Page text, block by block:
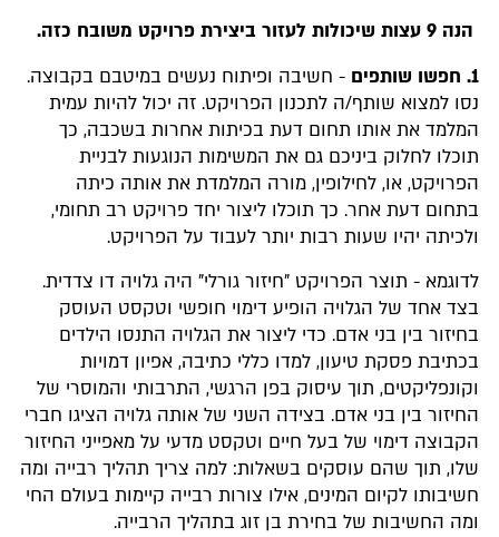
הנה 9 עצות שיכולות לעזור ביצירת פרויקט משובח כזה.
1. חפשו שותפים
- חשיבה ופיתוח נעשים במיטבם בקבוצה.
נסו למצוא שותף/ה לתכנון הפרויקט. זה יכול להיות עמית
המלמד את אותו תחום דעת בכיתות אחרות בשכבה, כך
תוכלו לחלוק ביניכם גם את המשימות הנוגעות לבניית
הפרויקט, או, לחילופין, מורה המלמדת את אותה כיתה
בתחום דעת אחר. כך תוכלו ליצור יחד פרויקט רב תחומי,
ולכיתה יהיו שעות רבות יותר לעבוד על הפרויקט.
לדוגמא - תוצר הפרויקט "חיזור גורלי" היה גלויה דו צדדית.
בצד אחד של הגלויה הופיע דימוי חופשי וטקסט העוסק
בחיזור בין בני אדם. כדי ליצור את הגלויה התנסו הילדים
בכתיבת פסקת טיעון, למדו כללי כתיבה, אפיון דמויות
וקונפליקטים, תוך עיסוק בפן הרגשי, התרבותי והמוסרי של
החיזור בין בני אדם. בצידה השני של אותה גלויה הציגו חברי
הקבוצה דימוי של בעל חיים וטקסט מדעי על מאפייני החיזור
שלו, תוך שהם עוסקים בשאלות: למה צריך תהליך רבייה ומה
חשיבותו לקיום המינים, אילו צורות רבייה קיימות בעולם החי
ומה החשיבות של בחירת בן זוג בתהליך הרבייה.